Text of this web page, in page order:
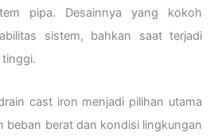
pipa. Desainnya yang kokoh
sistem, bahkan saat terjadi
cast iron menjadi pilihan utama
beban berat dan kondisi lingkungan